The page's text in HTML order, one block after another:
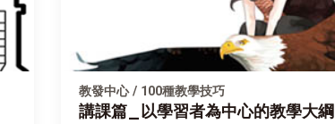
教發中心 / 100種教學技巧
講課篇_以學習者為中心的教學大綱